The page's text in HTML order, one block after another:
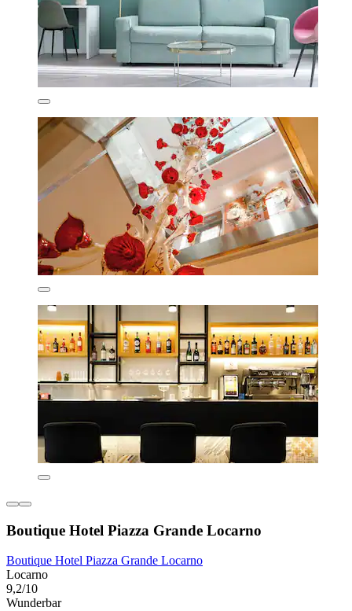
Boutique Hotel Piazza Grande Locarno
Boutique Hotel Piazza Grande Locarno
Locarno
9,2/10
Wunderbar